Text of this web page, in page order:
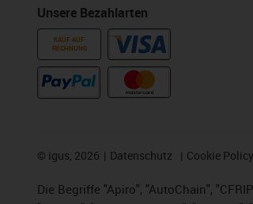
Unsere Bezahlarten
KAUF AUF
RECHNUNG
© igus, 2026 Datenschutz Cookie Policy
Die Begriffe "Apiro", "AutoChain",